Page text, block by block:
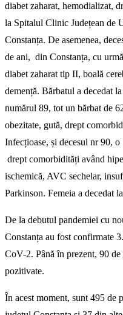
diabet zaharat, hemodializat,
la Spitalul Clinic Județean de
Constanța. De asemenea,
de ani, din Constanța, cu
diabet zaharat tip II, boală
demență. Bărbatul a decedat
numărul 89, tot un bărbat de
obezitate, gută, drept
Infecțioase, și decesul nr 90,
drept comorbidități având
ischemică, AVC sechelar,
Parkinson. Femeia a decedat
De la debutul pandemiei cu
Constanța au fost confirmate
CoV-2. Până în prezent, 90
pozitivate.
În acest moment, sunt 495 de